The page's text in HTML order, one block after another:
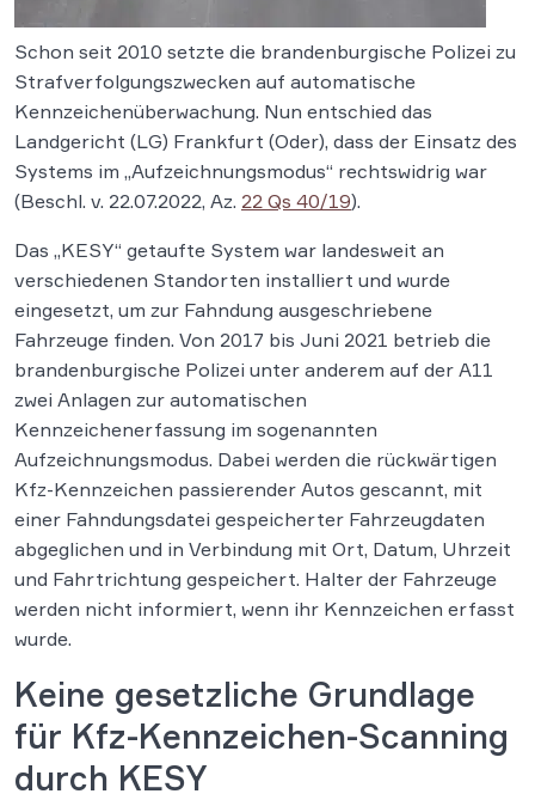
Schon seit 2010 setzte die brandenburgische Polizei zu
Strafverfolgungszwecken auf automatische
Kennzeichenüberwachung. Nun entschied das
Landgericht (LG) Frankfurt (Oder), dass der Einsatz des
Systems im „Aufzeichnungsmodus“ rechtswidrig war
(Beschl. v. 22.07.2022, Az. 22 Qs 40/19).
Das „KESY“ getaufte System war landesweit an
verschiedenen Standorten installiert und wurde
eingesetzt, um zur Fahndung ausgeschriebene
Fahrzeuge finden. Von 2017 bis Juni 2021 betrieb die
brandenburgische Polizei unter anderem auf der A11
zwei Anlagen zur automatischen
Kennzeichenerfassung im sogenannten
Aufzeichnungsmodus. Dabei werden die rückwärtigen
Kfz-Kennzeichen passierender Autos gescannt, mit
einer Fahndungsdatei gespeicherter Fahrzeugdaten
abgeglichen und in Verbindung mit Ort, Datum, Uhrzeit
und Fahrtrichtung gespeichert. Halter der Fahrzeuge
werden nicht informiert, wenn ihr Kennzeichen erfasst
wurde.
Keine gesetzliche Grundlage
für Kfz-Kennzeichen-Scanning
durch KESY